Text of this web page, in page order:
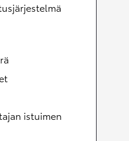
istuimen